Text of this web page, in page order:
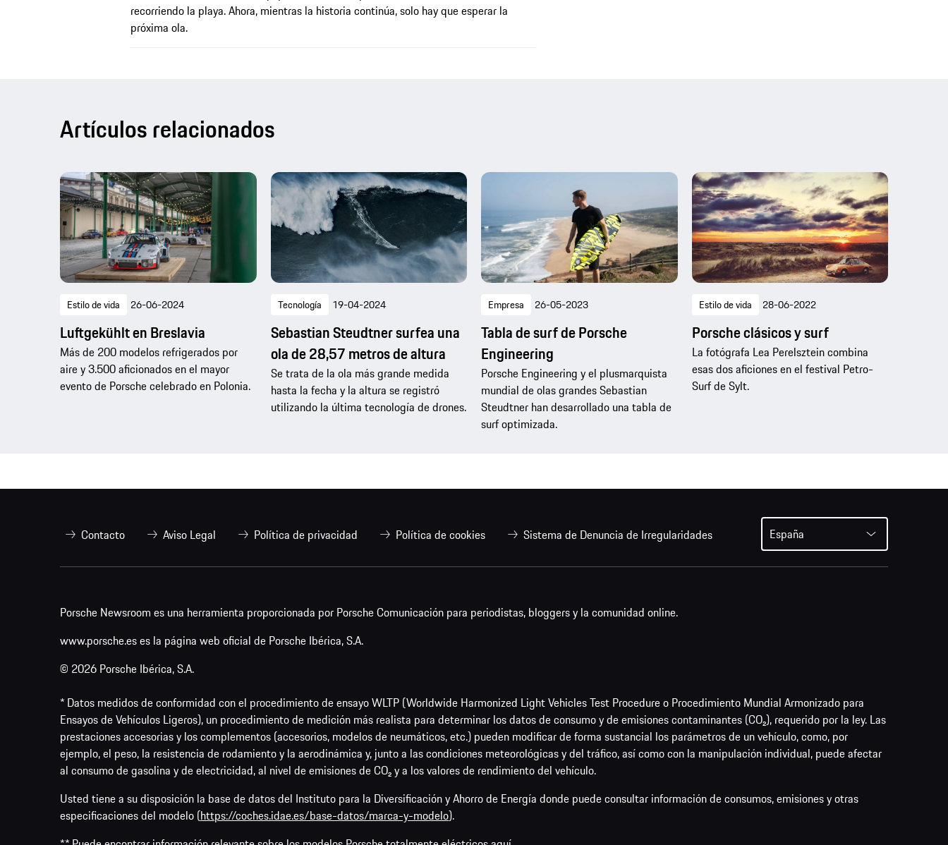
recorriendo la playa. Ahora, mientras la historia continúa, solo hay que esperar la
próxima ola.
Artículos relacionados
Estilo de vida 26-06-2024
Luftgekühlt en Breslavia
Más de 200 modelos refrigerados por
aire y 3.500 aficionados en el mayor
evento de Porsche celebrado en Polonia.
Tecnología 19-04-2024
Sebastian Steudtner surfea una
ola de 28,57 metros de altura
Se trata de la ola más grande medida
hasta la fecha y la altura se registró
utilizando la última tecnología de drones.
Empresa 26-05-2023
Tabla de surf de Porsche
Engineering
Porsche Engineering y el plusmarquista
mundial de olas grandes Sebastian
Steudtner han desarrollado una tabla de
surf optimizada.
Estilo de vida 28-06-2022
Porsche clásicos y surf
La fotógrafa Lea Perelsztein combina
esas dos aficiones en el festival Petro-
Surf de Sylt.
Contacto Aviso Legal Política de privacidad Política de cookies Sistema de Denuncia de Irregularidades España
Porsche Newsroom es una herramienta proporcionada por Porsche Comunicación para periodistas, bloggers y la comunidad online.
www.porsche.es es la página web oficial de Porsche Ibérica, S.A.
© 2026 Porsche Ibérica, S.A.
* Datos medidos de conformidad con el procedimiento de ensayo WLTP (Worldwide Harmonized Light Vehicles Test Procedure o Procedimiento Mundial Armonizado para
Ensayos de Vehículos Ligeros), un procedimiento de medición más realista para determinar los datos de consumo y de emisiones contaminantes (CO₂), requerido por la ley. Las
prestaciones accesorias y los complementos (accesorios, modelos de neumáticos, etc.) pueden modificar de forma sustancial los parámetros de un vehículo, como, por
ejemplo, el peso, la resistencia de rodamiento y la aerodinámica y, junto a las condiciones meteorológicas y del tráfico, así como con la manipulación individual, puede afectar
al consumo de gasolina y de electricidad, al nivel de emisiones de CO₂ y a los valores de rendimiento del vehículo.
Usted tiene a su disposición la base de datos del Instituto para la Diversificación y Ahorro de Energía donde puede consultar información de consumos, emisiones y otras
especificaciones del modelo (https://coches.idae.es/base-datos/marca-y-modelo).